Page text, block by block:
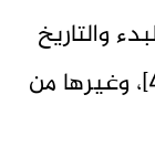
بكر الظاهريّ ص230، البدء والتاريخ
ج5 ص231، مقاتل الطالبيين ص45]، وغيرها من